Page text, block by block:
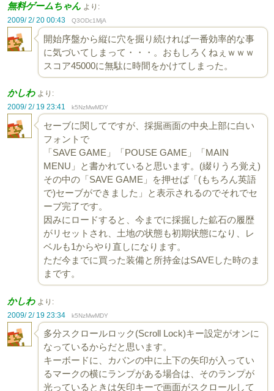
無料ゲームちゃん より:
2009/ 2/ 20 00:43
Q3ODc1MjA
開始序盤から縦に穴を掘り続ければ一番効率的な事
に気づいてしまって・・・。おもしろくねぇｗｗｗ
スコア45000に無駄に時間をかけてしまった。
かしわ より:
2009/ 2/ 19 23:41
k5NzMwMDY
セーブに関してですが、採掘画面の中央上部に白い
フォントで
「SAVE GAME」「POUSE GAME」「MAIN
MENU」と書かれていると思います。(綴りうろ覚え)
その中の「SAVE GAME」を押せば「(もちろん英語
で)セーブができました」と表示されるのでそれでセ
ーブ完了です。
因みにロードすると、今までに採掘した鉱石の履歴
がリセットされ、土地の状態も初期状態になり、レ
ベルも1からやり直しになります。
ただ今までに買った装備と所持金はSAVEした時のま
まです。
かしわ より:
2009/ 2/ 19 23:34
k5NzMwMDY
多分スクロールロック(Scroll Lock)キー設定がオンに
なっているからだと思います。
キーボードに、カバンの中に上下の矢印が入ってい
るマークの横にランプがある場合は、そのランプが
光っているときは矢印キーで画面がスクロールして